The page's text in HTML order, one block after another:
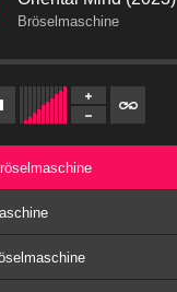
Bröselmaschine